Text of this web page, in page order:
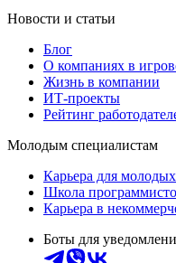
Новости и статьи
Блог
О компаниях в
Жизнь в компании
ИТ-проекты
Рейтинг
Молодым специалистам
Карьера для
Школа
Карьера в
Боты для